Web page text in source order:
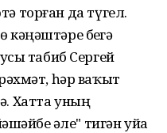
торған да түгел.
беҙгә
табиб Сергей
һәр ваҡыт
Хатта уның
әле" тигән уйҙа